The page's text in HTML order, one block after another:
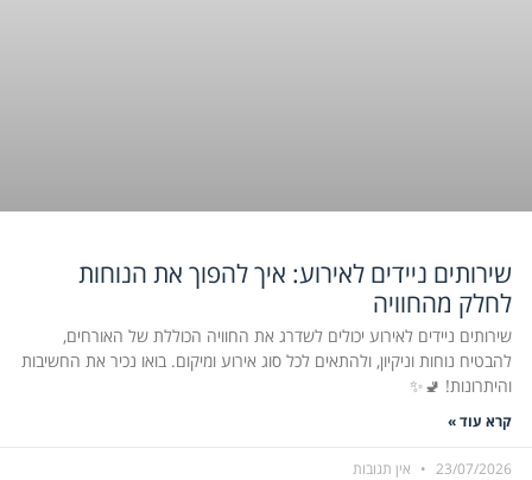
שירותים ניידים לאירוע: איך להפוך את הנוחות
לחלק מהחוויה
שירותים ניידים לאירוע יכולים לשדרג את החוויה הכוללת של האורחים,
להבטיח נוחות וניקיון, ולהתאים לכל סוג אירוע ומיקום. בואו נכיר את החשיבות
והיתרונות! 🚽✨
קרא עוד »
23/07/2026 אין תגובות